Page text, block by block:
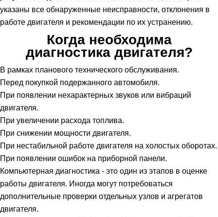
указаны все обнаруженные неисправности, отклонения в
работе двигателя и рекомендации по их устранению.
Когда необходима
диагностика двигателя?
В рамках планового технического обслуживания.
Перед покупкой подержанного автомобиля.
При появлении нехарактерных звуков или вибраций
двигателя.
При увеличении расхода топлива.
При снижении мощности двигателя.
При нестабильной работе двигателя на холостых оборотах.
При появлении ошибок на приборной панели.
Компьютерная диагностика - это один из этапов в оценке
работы двигателя. Иногда могут потребоваться
дополнительные проверки отдельных узлов и агрегатов
двигателя.